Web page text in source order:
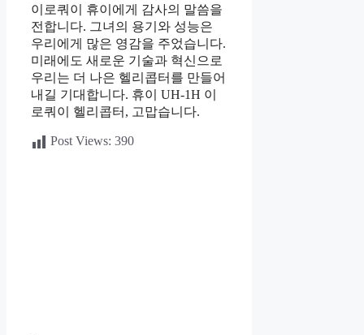
이로쿼이 휴이에게 감사의 말씀을
전합니다. 그녀의 용기와 성능은
우리에게 많은 영감을 주었습니다.
미래에도 새로운 기술과 혁신으로
우리는 더 나은 헬리콥터를 만들어
내길 기대합니다. 휴이 UH-1H 이
로쿼이 헬리콥터, 고맙습니다.
Post Views: 390